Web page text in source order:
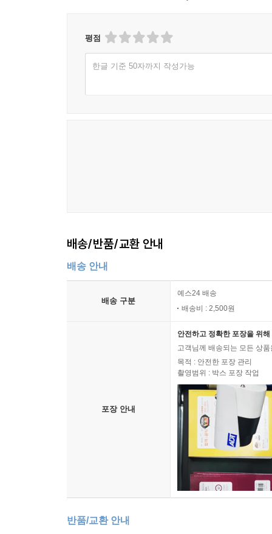
평점
한글 기준 50자까지 작성가능
배송/반품/교환 안내
배송 안내
배송 구분
예스24 배송
배송비 : 2,500원
포장 안내
안전하고 정확한 포장을 위
고객님께 배송되는 모든 상
목적 : 안전한 포장 관리
촬영범위 : 박스 포장 작업
반품/교환 안내